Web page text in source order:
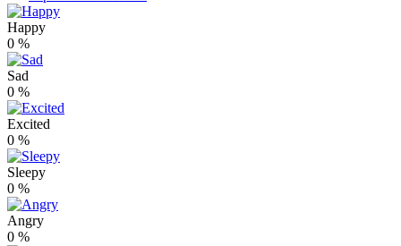
Happy
0 %
Sad
0 %
Excited
0 %
Sleepy
0 %
Angry
0 %